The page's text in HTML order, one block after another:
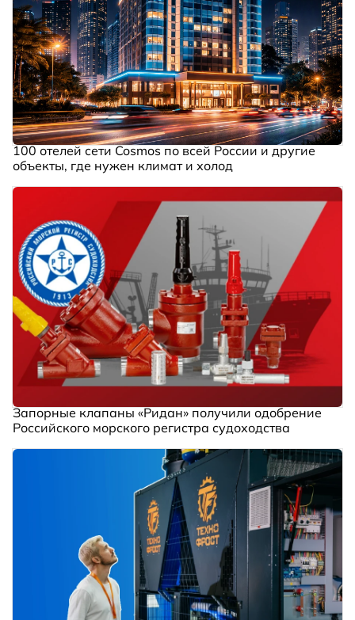
100 отелей сети Cosmos по всей России и другие
объекты, где нужен климат и холод
Запорные клапаны «Ридан» получили одобрение
Российского морского регистра судоходства